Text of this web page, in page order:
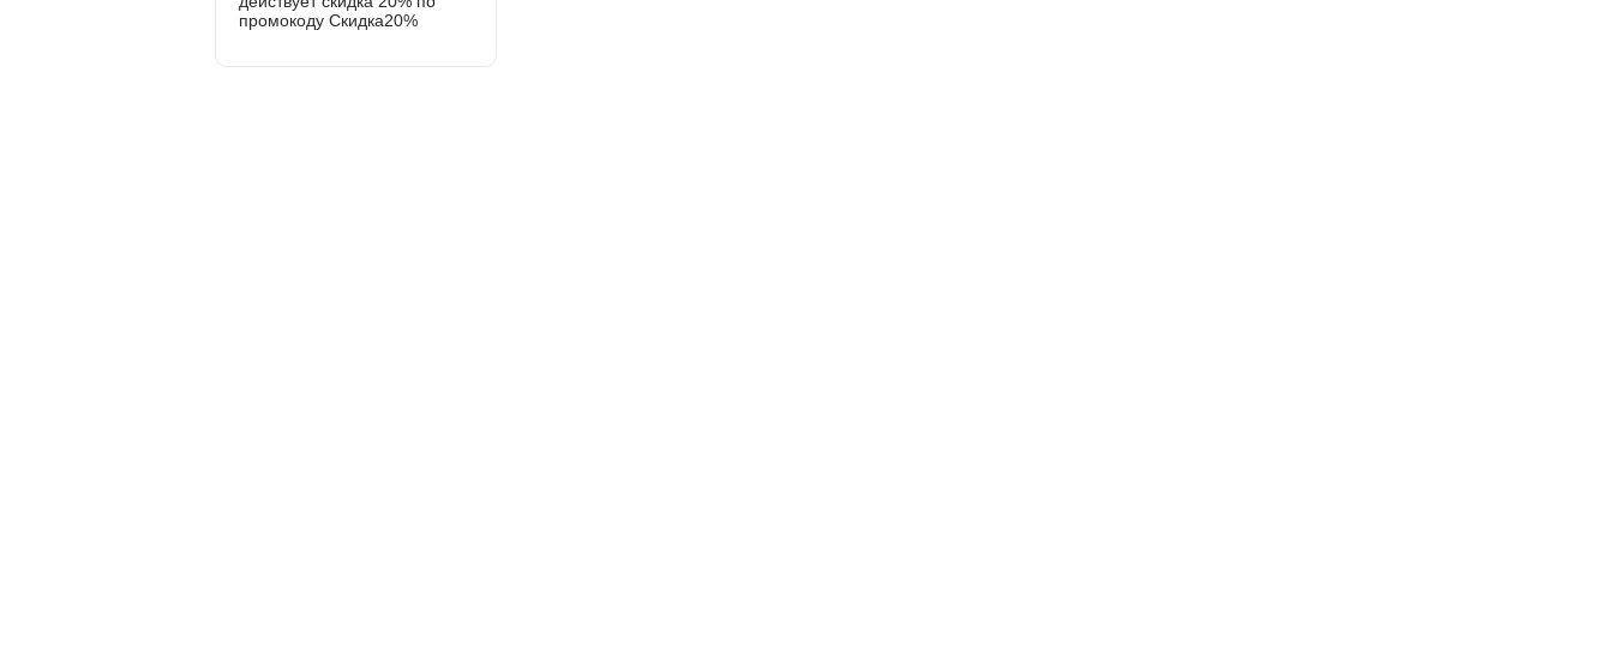
промокоду Скидка20%